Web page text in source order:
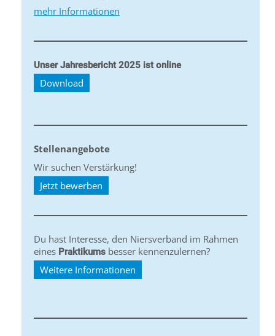
mehr Informationen
Unser Jahresbericht 2025 ist online
Download
Stellenangebote
Wir suchen Verstärkung!
Jetzt bewerben
Du hast Interesse, den Niersverband im Rahmen
eines Praktikums besser kennenzulernen?
Weitere Informationen